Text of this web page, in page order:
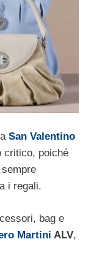
San Valentino
critico, poiché
i regali.
bag e
Martini ALV,